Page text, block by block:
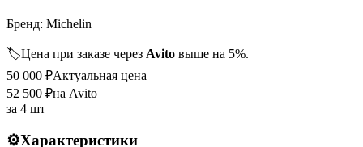
Бренд: Michelin
🏷️Цена при заказе через Avito выше на 5%.
50 000 ₽Актуальная цена
52 500 ₽на Avito
за 4 шт
⚙️Характеристики